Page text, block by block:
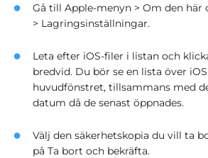
Gå till Apple-menyn > Om den här
> Lagringsinställningar.
Leta efter iOS-filer i listan och
bredvid. Du bör se en lista över
huvudfönstret, tillsammans med
datum då de senast öppnades.
Välj den säkerhetskopia du vill ta
på Ta bort och bekräfta.